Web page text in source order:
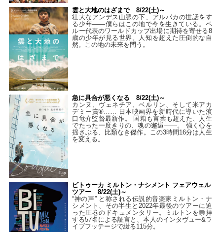
雲と大地のはざまで 8/22(土)～
壮大なアンデス山脈の下、アルパカの世話をす
る少年――僕らはこの地で今を生きている。ペ
ルー代表のワールドカップ出場に期待を寄せる8
歳の少年が見る世界。人知を超えた圧倒的な自
然。この地の未来を問う。
急に具合が悪くなる 8/22(土)～
カンヌ、ヴェネチア、ベルリン、そして米アカ
デミー賞®…… 日本映画界を新時代に導いた濱
口竜介監督最新作。 国籍も言葉も超えた、人生
でたった一度きりの、魂の邂逅――。 強く心を
揺さぶる、比類なき傑作。この3時間16分は人生
を変える。
ビトゥーカ ミルトン・ナシメント フェアウェル
ツアー 8/22(土)～
“神の声” と称される伝説的音楽家ミルトン・ナ
シメント、その半生と2022年最後のツアーに迫
った圧巻のドキュメンタリー。ミルトンを崇拝
する57名による証言と、本人のインタヴュー&ラ
イブフッテージで綴る115分。